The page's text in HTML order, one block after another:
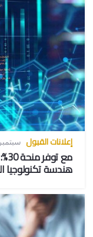
إعلانات القبول سبتمبر 20,
هندسة